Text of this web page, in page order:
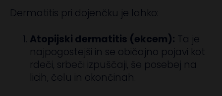
Dermatitis pri dojenčku je lahko:
Atopijski dermatitis (ekcem): Ta je
najpogostejši in se običajno pojavi kot
rdeči, srbeči izpuščaji, še posebej na
licih, čelu in okončinah.